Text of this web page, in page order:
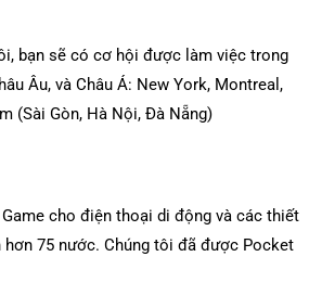
bạn sẽ có cơ hội được làm việc trong
Âu, và Châu Á: New York, Montreal,
(Sài Gòn, Hà Nội, Đà Nẵng)
cho điện thoại di động và các thiết
75 nước. Chúng tôi đã được Pocket